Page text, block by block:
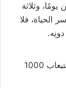
وثلاثة
الحياة، فلا
تستطيع الدماغ البشرية والمُخ على استيعاب 1000